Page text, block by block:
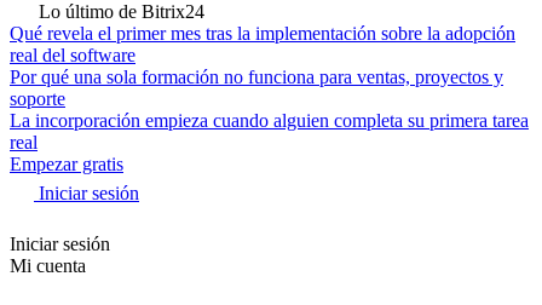
Lo último de Bitrix24
Qué revela el primer mes tras la implementación sobre la adopción
real del software
Por qué una sola formación no funciona para ventas, proyectos y
soporte
La incorporación empieza cuando alguien completa su primera tarea
real
Empezar gratis
Iniciar sesión
Iniciar sesión
Mi cuenta